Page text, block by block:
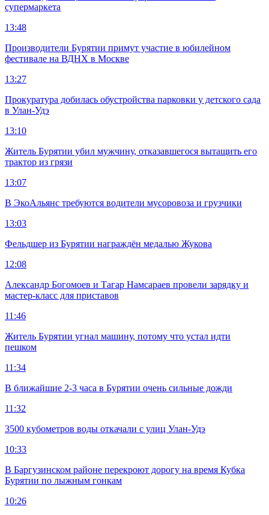
супермаркета
13:48
Производители Бурятии примут участие в юбилейном
фестивале на ВДНХ в Москве
13:27
Прокуратура добилась обустройства парковки у детского сада
в Улан-Удэ
13:10
Житель Бурятии убил мужчину, отказавшегося вытащить его
трактор из грязи
13:07
В ЭкоАльянс требуются водители мусоровоза и грузчики
13:03
Фельдшер из Бурятии награждён медалью Жукова
12:08
Александр Богомоев и Тагар Намсараев провели зарядку и
мастер-класс для приставов
11:46
Житель Бурятии угнал машину, потому что устал идти
пешком
11:34
В ближайшие 2-3 часа в Бурятии очень сильные дожди
11:32
3500 кубометров воды откачали с улиц Улан-Удэ
10:33
В Баргузинском районе перекроют дорогу на время Кубка
Бурятии по лыжным гонкам
10:26